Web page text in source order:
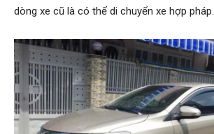
dòng xe cũ là có thể di chuyển xe hợp pháp.